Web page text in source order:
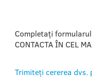
Completați
CONTACTA ÎN CEL
Trimiteți cererea